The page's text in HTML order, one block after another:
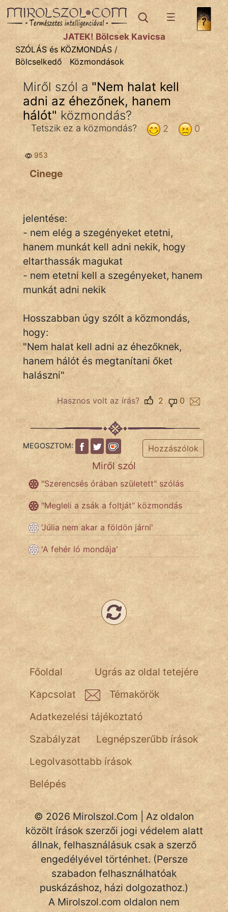
SZÓLÁS ÉS KÖZMONDÁStémák:
Bibliai
Kifejezések
Közmondások
Rímelő
Szállóigék
Szóláscsoportok
Szólások
Tréfás
IRODALOM
SZÓLÁS
KÖZMONDÁS
PSZICHO
ZENE
ÉLETMÓD
MAGYARSÁG
És
TÖRTÉNELEM
Népszerű szerzőink:
cinege
fantom
Hunor
Jób Gedeon
vörös ördög
nagyöreg
NapHold
Név nélkül
pszichopati
szegény legény
Hoffer Botond
JÁTÉK! Bölcsek Kavicsa
SZÓLÁS és KÖZMONDÁS /
Bölcselkedő
Közmondások
Miről szól a "Nem halat kell
adni az éhezőnek, hanem
hálót" közmondás?
0
2
Tetszik ez a közmondás?
953
Cinege
jelentése:
- nem elég a szegényeket etetni,
hanem munkát kell adni nekik, hogy
eltarthassák magukat
- nem etetni kell a szegényeket, hanem
munkát adni nekik
Hosszabban úgy szólt a közmondás,
hogy:
"Nem halat kell adni az éhezőknek,
hanem hálót és megtanítani őket
halászni"
Hasznos volt az írás? 0
2
MEGOSZTOM: Hozzászólok
Miről szól
"Szerencsés órában született" szólás
"Megleli a zsák a foltját" közmondás
'Júlia nem akar a földön járni'
'A fehér ló mondája'
Ugrás az oldal tetejére
Főoldal
Kapcsolat
Témakörök
Adatkezelési tájékoztató
Szabályzat
Legnépszerűbb írások
Legolvasottabb írások
Belépés
© 2026 Mirolszol.Com | Az oldalon
közölt írások szerzői jogi védelem alatt
állnak, felhasználásuk csak a szerző
engedélyével történhet. (Persze
szabadon felhasználhatóak
puskázáshoz, házi dolgozathoz.)
A Mirolszol.com oldalon nem